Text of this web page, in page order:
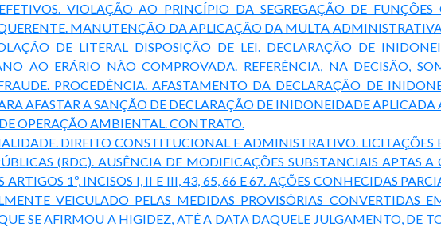
VIOLAÇÃO AO PRINCÍPIO DA SEGREGAÇÃO DE
MANUTENÇÃO DA APLICAÇÃO DA MULTA
DE LITERAL DISPOSIÇÃO DE LEI. DECLARAÇÃO DE
AO ERÁRIO NÃO COMPROVADA. REFERÊNCIA, NA DECISÃO,
PROCEDÊNCIA. AFASTAMENTO DA DECLARAÇÃO DE
AFASTAR A SANÇÃO DE DECLARAÇÃO DE INIDONEIDADE APLICADA
OPERAÇÃO AMBIENTAL. CONTRATO.
DIREITO CONSTITUCIONAL E ADMINISTRATIVO. LICITAÇÕES
(RDC). AUSÊNCIA DE MODIFICAÇÕES SUBSTANCIAIS APTAS
ARTIGOS 1º, INCISOS I, II E III, 43, 65, 66 E 67. AÇÕES CONHECIDAS
VEICULADO PELAS MEDIDAS PROVISÓRIAS CONVERTIDAS
SE AFIRMOU A HIGIDEZ, ATÉ A DATA DAQUELE JULGAMENTO, DE